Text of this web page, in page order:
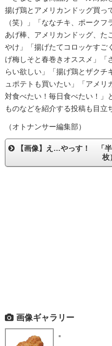
揚げ鶏とアメリカンドッグ買っ
（笑）」「ななチキ、ポーク
あげ棒、アメリカンドッグ、た
やけ」「揚げたてコロッケすご
げ梅しそと春巻きオススメ」「
らい欲しい」「揚げ鶏とザクチ
ュポテトも買いたい」「アメリ
対食べたい！毎日食べたい！」
ものなどを紹介する投稿も目立
（オトナンサー編集部）
【画像】え…やっす！ 「半
枚
画像ギャラリー